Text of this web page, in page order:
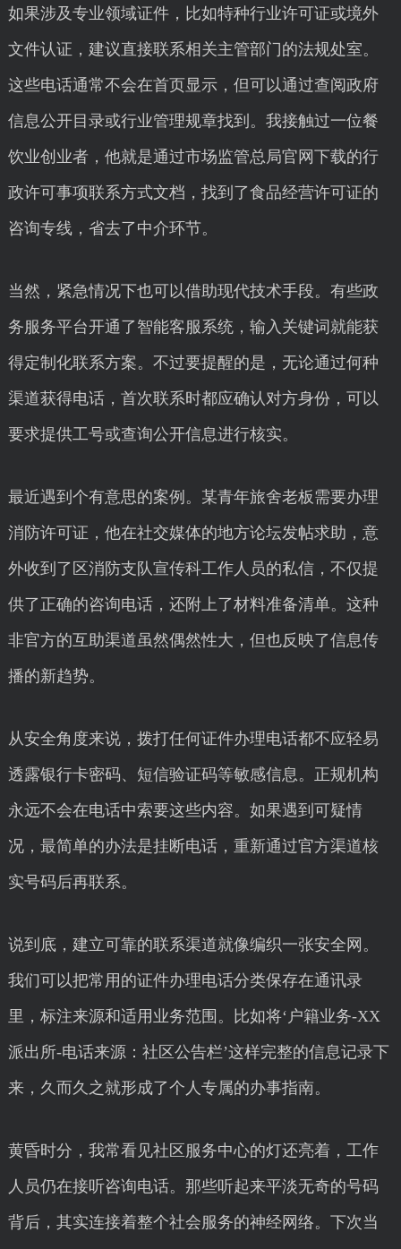
如果涉及专业领域证件，比如特种行业许可证或境外
文件认证，建议直接联系相关主管部门的法规处室。
这些电话通常不会在首页显示，但可以通过查阅政府
信息公开目录或行业管理规章找到。我接触过一位餐
饮业创业者，他就是通过市场监管总局官网下载的行
政许可事项联系方式文档，找到了食品经营许可证的
咨询专线，省去了中介环节。
当然，紧急情况下也可以借助现代技术手段。有些政
务服务平台开通了智能客服系统，输入关键词就能获
得定制化联系方案。不过要提醒的是，无论通过何种
渠道获得电话，首次联系时都应确认对方身份，可以
要求提供工号或查询公开信息进行核实。
最近遇到个有意思的案例。某青年旅舍老板需要办理
消防许可证，他在社交媒体的地方论坛发帖求助，意
外收到了区消防支队宣传科工作人员的私信，不仅提
供了正确的咨询电话，还附上了材料准备清单。这种
非官方的互助渠道虽然偶然性大，但也反映了信息传
播的新趋势。
从安全角度来说，拨打任何证件办理电话都不应轻易
透露银行卡密码、短信验证码等敏感信息。正规机构
永远不会在电话中索要这些内容。如果遇到可疑情
况，最简单的办法是挂断电话，重新通过官方渠道核
实号码后再联系。
说到底，建立可靠的联系渠道就像编织一张安全网。
我们可以把常用的证件办理电话分类保存在通讯录
里，标注来源和适用业务范围。比如将‘户籍业务-XX
派出所-电话来源：社区公告栏’这样完整的信息记录下
来，久而久之就形成了个人专属的办事指南。
黄昏时分，我常看见社区服务中心的灯还亮着，工作
人员仍在接听咨询电话。那些听起来平淡无奇的号码
背后，其实连接着整个社会服务的神经网络。下次当